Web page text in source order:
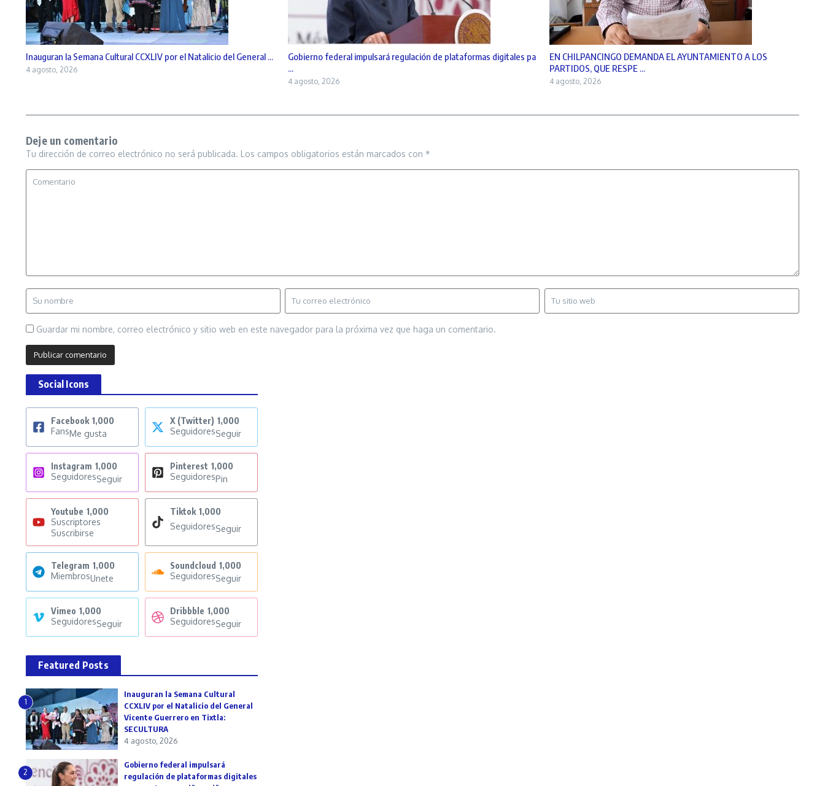
Inauguran la Semana Cultural CCXLIV por el Natalicio del General ...
4 agosto, 2026
Gobierno federal impulsará regulación de plataformas digitales pa
...
4 agosto, 2026
EN CHILPANCINGO DEMANDA EL AYUNTAMIENTO A LOS
PARTIDOS, QUE RESPE ...
4 agosto, 2026
Deje un comentario
Tu dirección de correo electrónico no será publicada. Los campos obligatorios están marcados con *
Guardar mi nombre, correo electrónico y sitio web en este navegador para la próxima vez que haga un comentario.
Social Icons
Facebook 1,000
FansMe gusta
X (Twitter) 1,000
SeguidoresSeguir
Instagram 1,000
SeguidoresSeguir
Pinterest 1,000
SeguidoresPin
Youtube 1,000
Suscriptores
Suscribirse
Tiktok 1,000
SeguidoresSeguir
Telegram 1,000
MiembrosUnete
Soundcloud 1,000
SeguidoresSeguir
Vimeo 1,000
SeguidoresSeguir
Dribbble 1,000
SeguidoresSeguir
Featured Posts
1
Inauguran la Semana Cultural
CCXLIV por el Natalicio del General
Vicente Guerrero en Tixtla:
SECULTURA
4 agosto, 2026
2
Gobierno federal impulsará
regulación de plataformas digitales